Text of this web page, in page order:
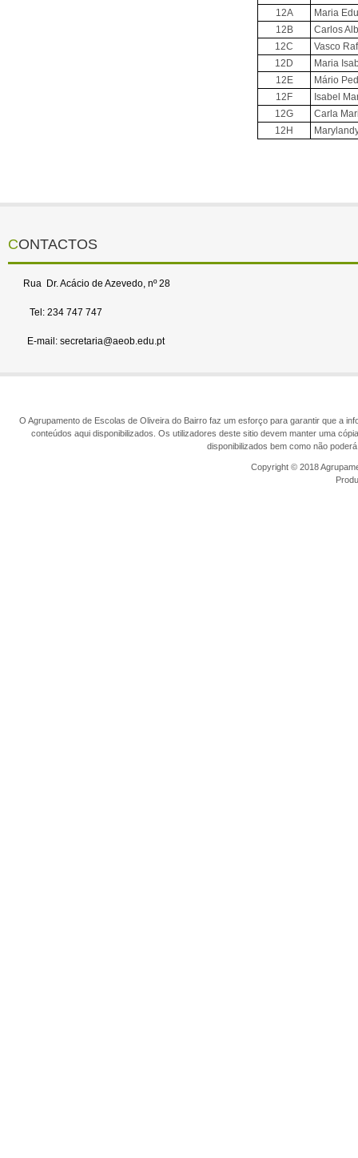
12A
Maria
12B
Carlos
12C
Vasco
12D
Maria
12E
Mário
12F
Isabel
12G
Carla
12H
CONTACTOS
Rua Dr. Acácio de Azevedo, nº 28
Tel: 234 747 747
E-mail: secretaria@aeob.edu.pt
O Agrupamento de Escolas de Oliveira do Bairro faz um esforço para garantir que a
conteúdos aqui disponibilizados. Os utilizadores deste sitio devem manter uma
disponibilizados bem como não
Copyright © 2018